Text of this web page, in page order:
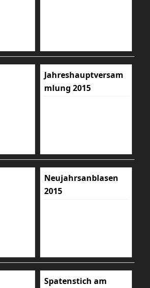
Jahreshauptversam
mlung 2015
Neujahrsanblasen
2015
Spatenstich am